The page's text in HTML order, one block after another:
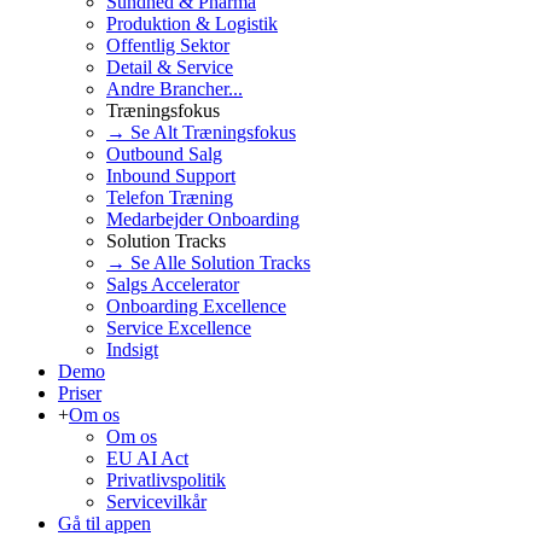
Produktion & Logistik
Offentlig Sektor
Detail & Service
Andre Brancher...
Træningsfokus
→ Se Alt Træningsfokus
Outbound Salg
Inbound Support
Telefon Træning
Medarbejder Onboarding
Solution Tracks
→ Se Alle Solution Tracks
Salgs Accelerator
Onboarding Excellence
Service Excellence
Indsigt
Demo
Priser
+Om os
Om os
EU AI Act
Privatlivspolitik
Servicevilkår
Gå til appen